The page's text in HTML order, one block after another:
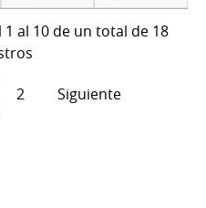
al 10 de un total de 18
2 Siguiente